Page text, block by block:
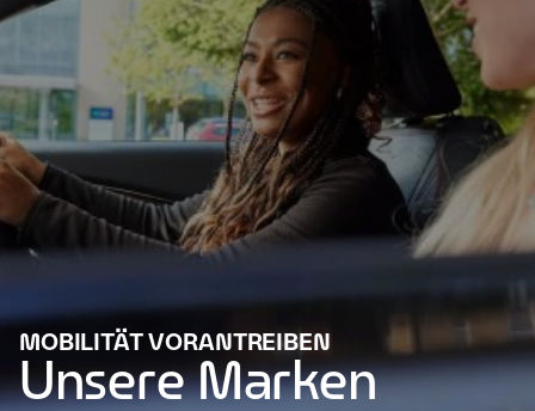
MOBILITÄT VORANTREIBEN
Unsere Marken